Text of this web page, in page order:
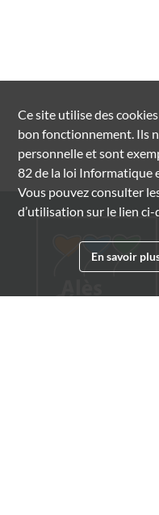
Ce site utilise descookies
bon fonctionnement. Ils
personnelle et sont
82 de la loi Informatique
Vous pouvez consulter
d’utilisation sur le lien ci-
En savoir